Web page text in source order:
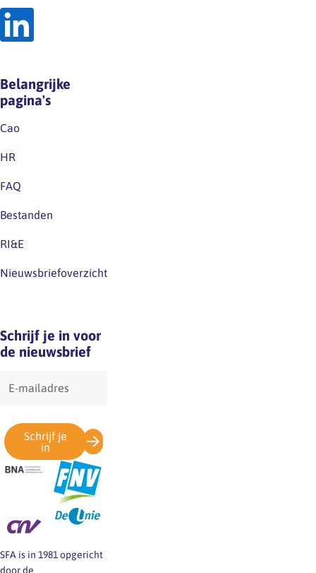
Belangrijke
pagina's
Cao
HR
FAQ
Bestanden
RI&E
Nieuwsbriefoverzicht
Schrijf je in voor
de nieuwsbrief
mailadres
Schrijf je
in
SFA is in 1981 opgericht
door de